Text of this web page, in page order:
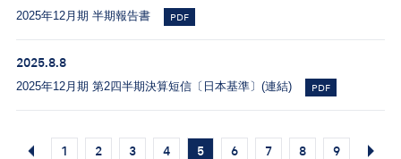
2025年12月期 半期報告書 PDF
2025.8.8
2025年12月期 第2四半期決算短信〔日本基準〕(連結) PDF
1 2 3 4 5 6 7 8 9